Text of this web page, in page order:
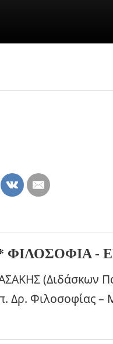
ΦΙΛΟΣΟΦΙΑ -
(Διδάσκων
Φιλοσοφίας –